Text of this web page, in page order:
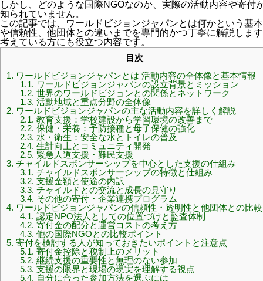
しかし、どのような国際NGOなのか、実際の活動内容や寄付
知られていません。
この記事では、ワールドビジョンジャパンとは何かという基
や信頼性、他団体との違いまでを専門的かつ丁寧に解説しま
考えている方にも役立つ内容です。
目次
1. ワールドビジョンジャパンとは 活動内容の全体像と基本情報
1.1. ワールドビジョンジャパンの設立背景とミッション
1.2. 世界のワールドビジョンとの関係とネットワーク
1.3. 活動地域と重点分野の全体像
2. ワールドビジョンジャパンの主な活動内容を詳しく解説
2.1. 教育支援：学校建設から学習環境の改善まで
2.2. 保健・栄養：予防接種と母子保健の強化
2.3. 水・衛生：安全な水とトイレの普及
2.4. 生計向上とコミュニティ開発
2.5. 緊急人道支援・難民支援
3. チャイルドスポンサーシップを中心とした支援の仕組み
3.1. チャイルドスポンサーシップの特徴と仕組み
3.2. 支援金額と使途の内訳
3.3. チャイルドとの交流と成長の見守り
3.4. その他の寄付・企業連携プログラム
4. ワールドビジョンジャパンの信頼性・透明性と他団体との比較
4.1. 認定NPO法人としての位置づけと監査体制
4.2. 寄付金の配分と運営コストの考え方
4.3. 他の国際NGOとの比較ポイント
5. 寄付を検討する人が知っておきたいポイントと注意点
5.1. 寄付金控除と税制上のメリット
5.2. 継続支援の重要性と無理のない参加
5.3. 支援の限界と現場の現実を理解する視点
5.4. 自分に合った参加方法を選ぶには